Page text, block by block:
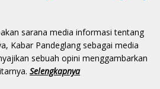
sarana media informasi tentang
Kabar Pandeglang sebagai media
sebuah opini menggambarkan
Selengkapnya